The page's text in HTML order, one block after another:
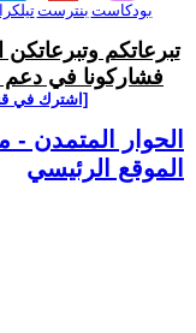
بنترست بودكاست
تبرعاتكم وتبرعاتكن
فشاركونا في دعم
[اشترك في
الحوار المتمدن -
الموقع الرئيسي